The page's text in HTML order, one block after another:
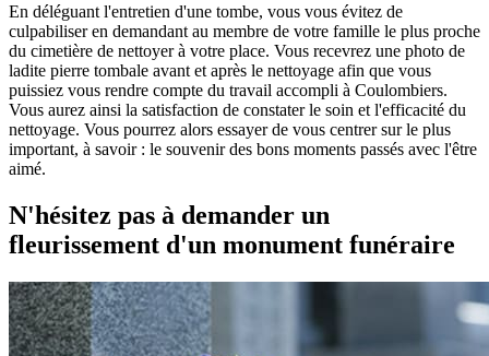
En déléguant l'entretien d'une tombe, vous vous évitez de
culpabiliser en demandant au membre de votre famille le plus proche
du cimetière de nettoyer à votre place. Vous recevrez une photo de
ladite pierre tombale avant et après le nettoyage afin que vous
puissiez vous rendre compte du travail accompli à Coulombiers.
Vous aurez ainsi la satisfaction de constater le soin et l'efficacité du
nettoyage. Vous pourrez alors essayer de vous centrer sur le plus
important, à savoir : le souvenir des bons moments passés avec l'être
aimé.
N'hésitez pas à demander un
fleurissement d'un monument funéraire